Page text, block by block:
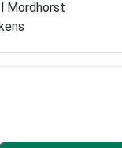
Mordhorst